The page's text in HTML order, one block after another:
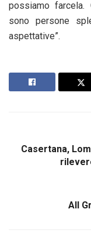
possiamo
sono persone
aspettative”.
Casertana,
All